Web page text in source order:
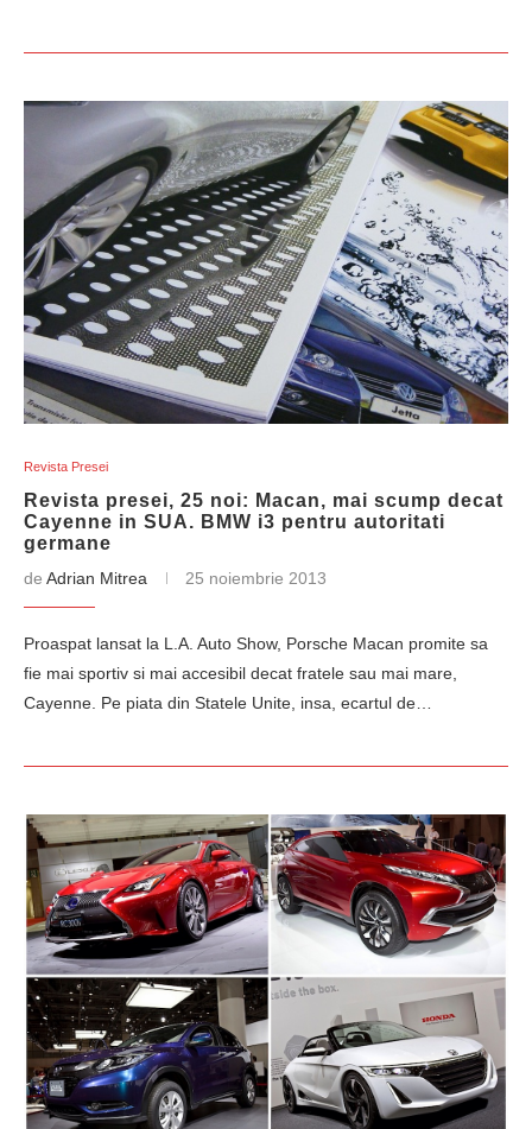
Revista Presei
Revista presei, 25 noi: Macan, mai scump decat
Cayenne in SUA. BMW i3 pentru autoritati
germane
de Adrian Mitrea 25 noiembrie 2013
Proaspat lansat la L.A. Auto Show, Porsche Macan promite sa
fie mai sportiv si mai accesibil decat fratele sau mai mare,
Cayenne. Pe piata din Statele Unite, insa, ecartul de…